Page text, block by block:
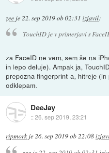
zee je22. sep 2019 ob 02:31 izjavil:
TouchID je v primerjavi s
za FaceID ne vem, sem še na
in lepo deluje). Ampak ja,
prepozna fingerprint-a, hitreje
odklepam.
DeeJay
::26. sep 2019, 23:21
ripmork je26. sep 2019 ob 22:08